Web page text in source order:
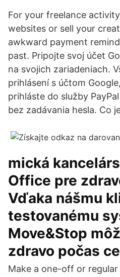
For your freelance
websites or sell your
awkward payment
past. Pripojte svoj účet
na svojich zariadeniach.
prihlásení s účtom
prihláste do služby
bez zadávania hesla. Co
mická
Office pre
Vďaka nášmu
testovanému
Move&Stop
zdravo počas
Make a one-off or